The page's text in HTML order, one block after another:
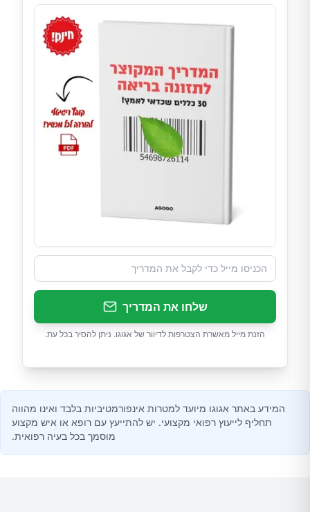
שלחו את המדריך
הזנת מייל מאשרת הצטרפות לדיוור של אגוגו. ניתן להסיר בכל עת.
המידע באתר אגוגו מיועד למטרות אינפורמטיביות בלבד ואינו מהווה
תחליף לייעוץ רפואי מקצועי. יש להתייעץ עם רופא או איש מקצוע
מוסמך בכל בעיה רפואית.